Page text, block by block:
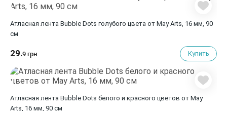
Атласная лента Bubble Dots голубого цвета от May Arts, 16 мм, 90
cм
29.9 грн Купить
Атласная лента Bubble Dots белого и красного цветов от May
Arts, 16 мм, 90 cм